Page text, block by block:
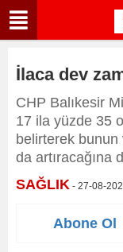
İlaca dev
CHP Balıkesir
17 ila yüzde 35
belirterek bunun
da artıracağına
SAĞLIK - 27-08-
Abone Ol